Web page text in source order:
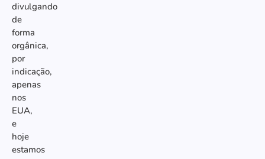
divulgando
de
forma
orgânica,
por
indicação,
apenas
nos
EUA,
e
hoje
estamos